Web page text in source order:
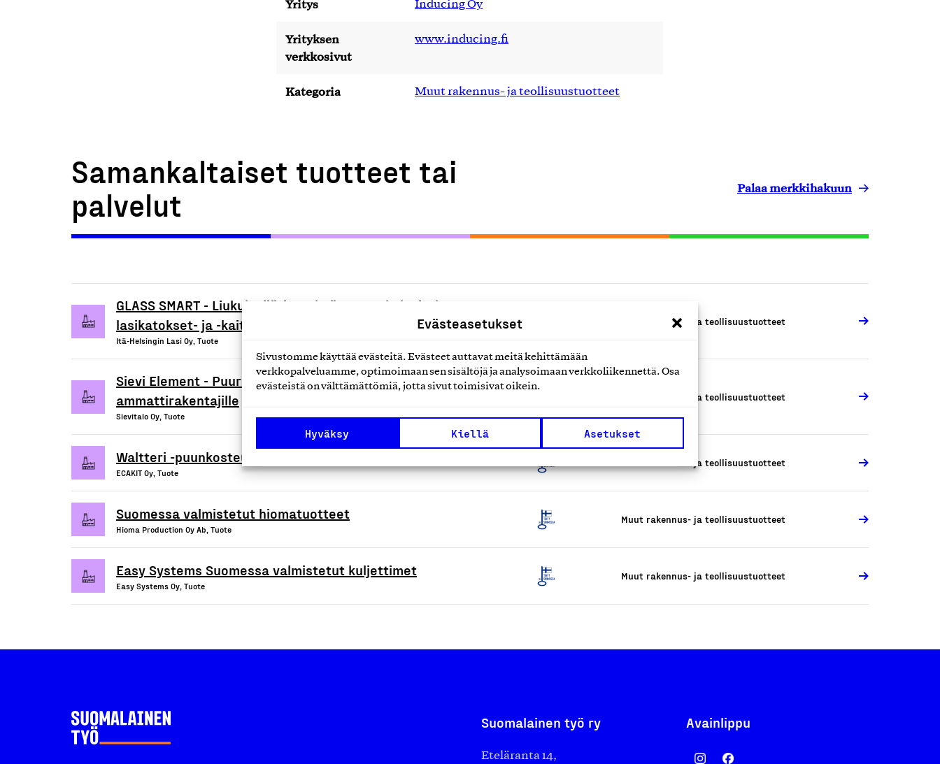
Evästeasetukset
Sivustomme käyttää evästeitä. Evästeet auttavat meitä kehittämään
verkkopalveluamme, optimoimaan sen sisältöjä ja analysoimaan verkkoliikennettä. Osa
evästeistä on välttämättömiä, jotta sivut toimisivat oikein.
Hyväksy Kiellä Asetukset
Yritys Inducing Oy
Yrityksen
verkkosivut
www.inducing.fi
Kategoria Muut rakennus- ja teollisuustuotteet
Samankaltaiset tuotteet tai
palvelut
Palaa merkkihakuun
GLASS SMART - Liukulasijärjestelmät, parvekelasitukset,
lasikatokset- ja -kaiteet
Itä-Helsingin Lasi Oy, Tuote
Muut rakennus- ja teollisuustuotteet
Sievi Element - Puurakenteiset seinä- ja kattoelementit
ammattirakentajille
Sievitalo Oy, Tuote
Muut rakennus- ja teollisuustuotteet
Waltteri -puunkosteusmittari
ECAKIT Oy, Tuote
Muut rakennus- ja teollisuustuotteet
Suomessa valmistetut hiomatuotteet
Hioma Production Oy Ab, Tuote
Muut rakennus- ja teollisuustuotteet
Easy Systems Suomessa valmistetut kuljettimet
Easy Systems Oy, Tuote
Muut rakennus- ja teollisuustuotteet
Suomalainen työ ry
Eteläranta 14,
Avainlippu